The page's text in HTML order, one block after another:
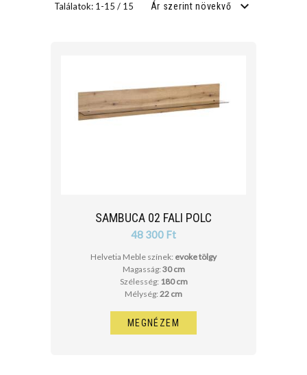
cm
Találatok: 1-15 / 15 Ár szerint növekvő
SAMBUCA 02 FALI POLC
48 300 Ft
Helvetia Meble színek: evoke tölgy
Magasság: 30 cm
Szélesség: 180 cm
Mélység: 22 cm
MEGNÉZEM